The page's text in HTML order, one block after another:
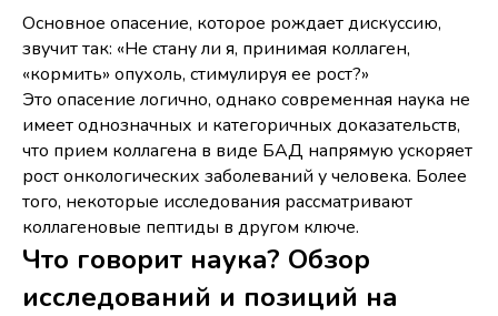
Основное опасение, которое рождает дискуссию,
звучит так: «Не стану ли я, принимая коллаген,
«кормить» опухоль, стимулируя ее рост?»
Это опасение логично, однако современная наука не
имеет однозначных и категоричных доказательств,
что прием коллагена в виде БАД напрямую ускоряет
рост онкологических заболеваний у человека. Более
того, некоторые исследования рассматривают
коллагеновые пептиды в другом ключе.
Что говорит наука? Обзор
исследований и позиций на